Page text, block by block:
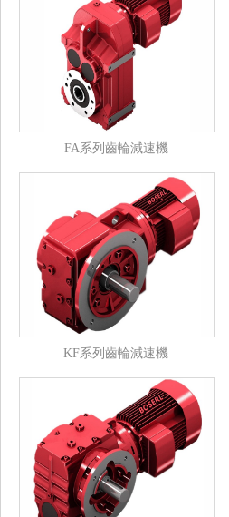
FA系列齒輪減速機
KF系列齒輪減速機